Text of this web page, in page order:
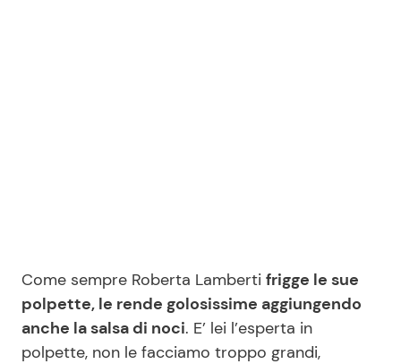
Info
Chi siamo
Come sempre Roberta Lamberti frigge le sue
polpette, le rende golosissime aggiungendo
anche la salsa di noci. E’ lei l’esperta in
polpette, non le facciamo troppo grandi,